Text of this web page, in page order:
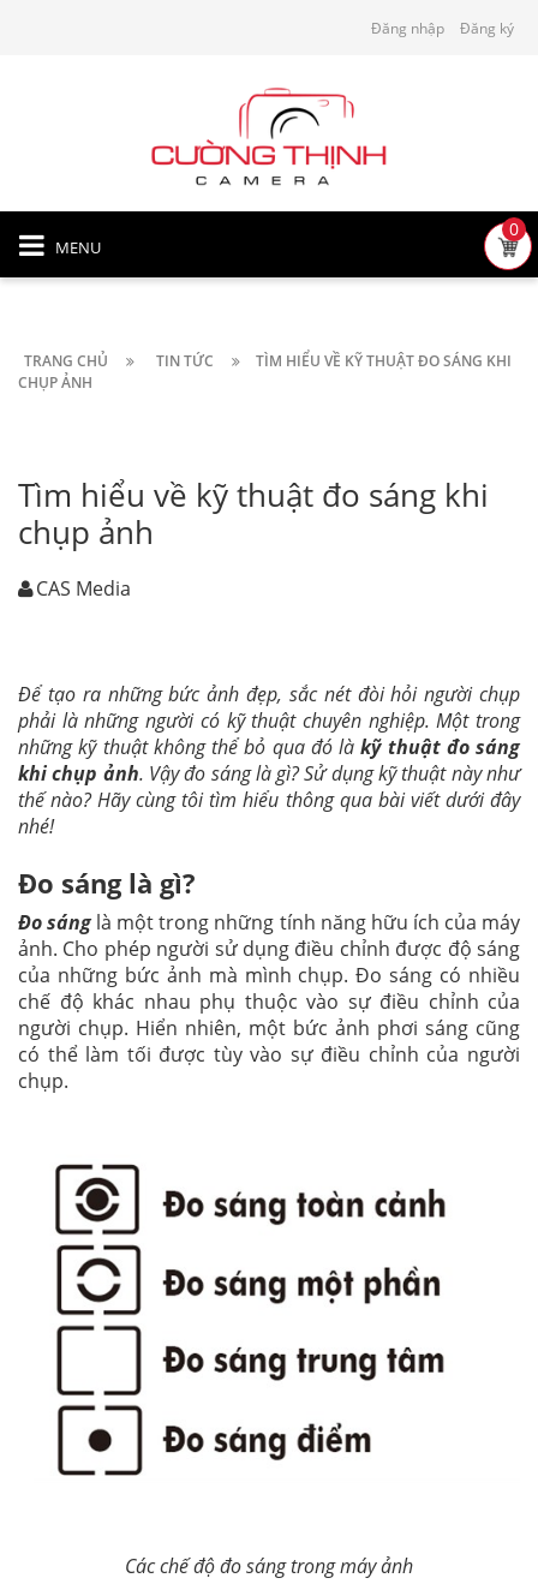
Đăng nhập Đăng ký
MENU
0
TRANG CHỦ TIN TỨC
TÌM HIỂU VỀ KỸ THUẬT ĐO SÁNG KHI
CHỤP ẢNH
Tìm hiểu về kỹ thuật đo sáng khi
chụp ảnh
CAS Media
Để tạo ra những bức ảnh đẹp, sắc nét đòi hỏi người chụp
phải là những người có kỹ thuật chuyên nghiệp. Một trong
những kỹ thuật không thể bỏ qua đó là kỹ thuật đo sáng
khi chụp ảnh. Vậy đo sáng là gì? Sử dụng kỹ thuật này như
thế nào? Hãy cùng tôi tìm hiểu thông qua bài viết dưới đây
nhé!
Đo sáng là gì?
Đo sánglà một trong những tính năng hữu ích của máy
ảnh. Cho phép người sử dụng điều chỉnh được độ sáng
của những bức ảnh mà mình chụp. Đo sáng có nhiều
chế độ khác nhau phụ thuộc vào sự điều chỉnh của
người chụp. Hiển nhiên, một bức ảnh phơi sáng cũng
có thể làm tối được tùy vào sự điều chỉnh của người
chụp.
Các chế độ đo sáng trong máy ảnh